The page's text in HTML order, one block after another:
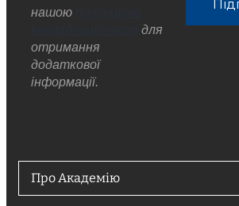
нашою
для
отримання
додаткової
інформації.
Про Академію